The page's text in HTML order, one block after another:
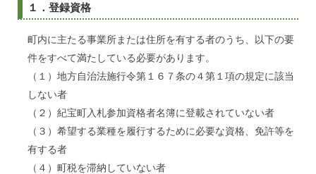
１．登録資格
町内に主たる事業所または住所を有する者のうち、以下の要
件をすべて満たしている必要があります。
（１）地方自治法施行令第１６７条の４第１項の規定に該当
しない者
（２）紀宝町入札参加資格者名簿に登載されていない者
（３）希望する業種を履行するために必要な資格、免許等を
有する者
（４）町税を滞納していない者